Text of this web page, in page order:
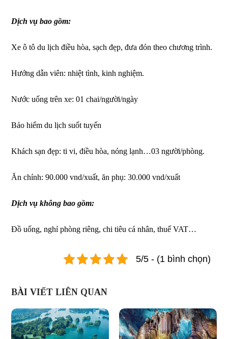
Dịch vụ bao gồm:
Xe ô tô du lịch điều hòa, sạch đẹp, đưa đón theo chương trình.
Hướng dẫn viên: nhiệt tình, kinh nghiệm.
Nước uống trên xe: 01 chai/người/ngày
Bảo hiểm du lịch suốt tuyến
Khách sạn đẹp: ti vi, điều hòa, nóng lạnh…03 người/phòng.
Ăn chính: 90.000 vnd/xuất, ăn phụ: 30.000 vnd/xuất
Dịch vụ không bao gồm:
Đồ uống, nghỉ phòng riêng, chi tiêu cá nhân, thuế VAT…
5/5 - (1 bình chọn)
BÀI VIẾT LIÊN QUAN